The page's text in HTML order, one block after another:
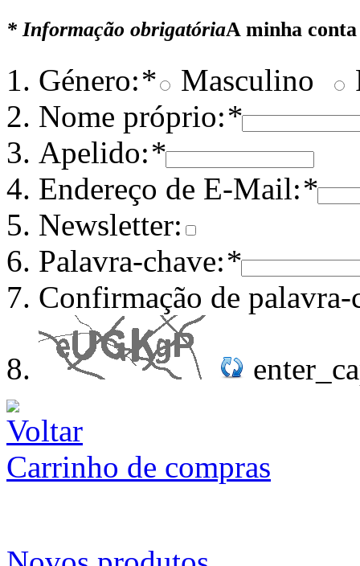
* Informação obrigatóriaA minha conta
Género:* Masculino
Nome próprio:*
Apelido:*
Endereço de E-Mail:*
Newsletter:
Palavra-chave:*
Confirmação de palavra-
Carrinho de compras